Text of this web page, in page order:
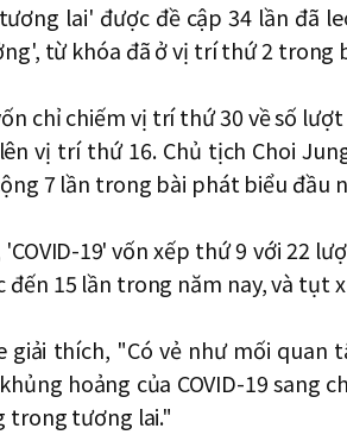
lai' được đề cập 34 lần đã
từ khóa đã ở vị trí thứ 2 trong
chỉ chiếm vị trí thứ 30 về số
vị trí thứ 16. Chủ tịch Choi
7 lần trong bài phát biểu đầu
19' vốn xếp thứ 9 với 22
đến 15 lần trong năm nay, và tụt
giải thích, "Có vẻ như mối
hoảng của COVID-19 sang
trong tương lai."